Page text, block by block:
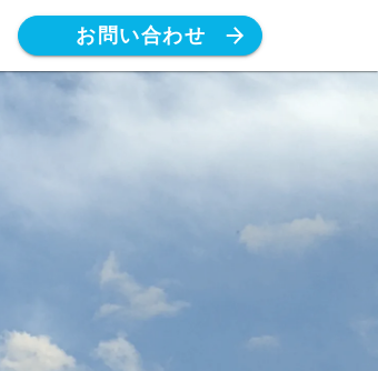
お問い合わせ